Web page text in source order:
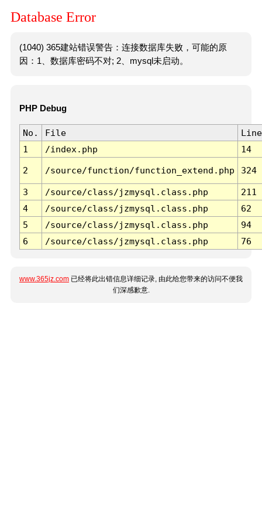
Database Error
(1040) 365建站错误警告：连接数据库失败，可能的原
因：1、数据库密码不对; 2、mysql未启动。
PHP Debug
No. File
Line
1
/index.php 14
2 /source/function/function_extend.php 324
3 /source/class/jzmysql.class.php
211
4
/source/class/jzmysql.class.php
62
5
/source/class/jzmysql.class.php
94
6
/source/class/jzmysql.class.php 76
www.365jz.com 已经将此出错信息详细记录, 由此给您带来的访问不便我
们深感歉意.